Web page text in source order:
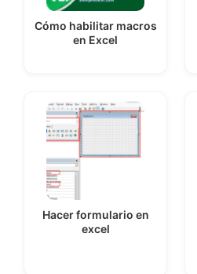
Cómo habilitar macros
en Excel
Hacer formulario en
excel